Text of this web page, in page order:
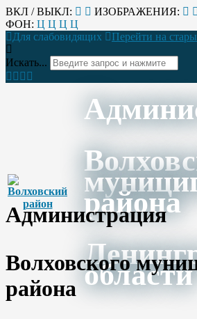
ВКЛ / ВЫКЛ: ИЗОБРАЖЕНИЯ:
ФОН: Ц Ц Ц Ц
Для слабовидящих
Перейти на
Искать...
района
области
Администрация
Волховского
района